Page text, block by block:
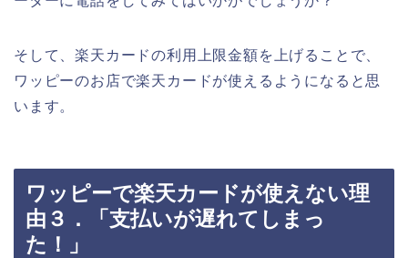
そして、楽天カードの利用上限金額を上げることで、
ワッピーのお店で楽天カードが使えるようになると思
います。
ワッピーで楽天カードが使えない理
由３．「支払いが遅れてしまっ
た！」